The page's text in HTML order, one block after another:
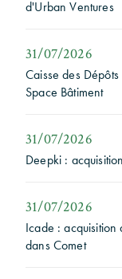
d'Urban Ventures
31/07/2026
Caisse des
Space Bâtiment
31/07/2026
Deepki :
31/07/2026
Icade :
dans Comet